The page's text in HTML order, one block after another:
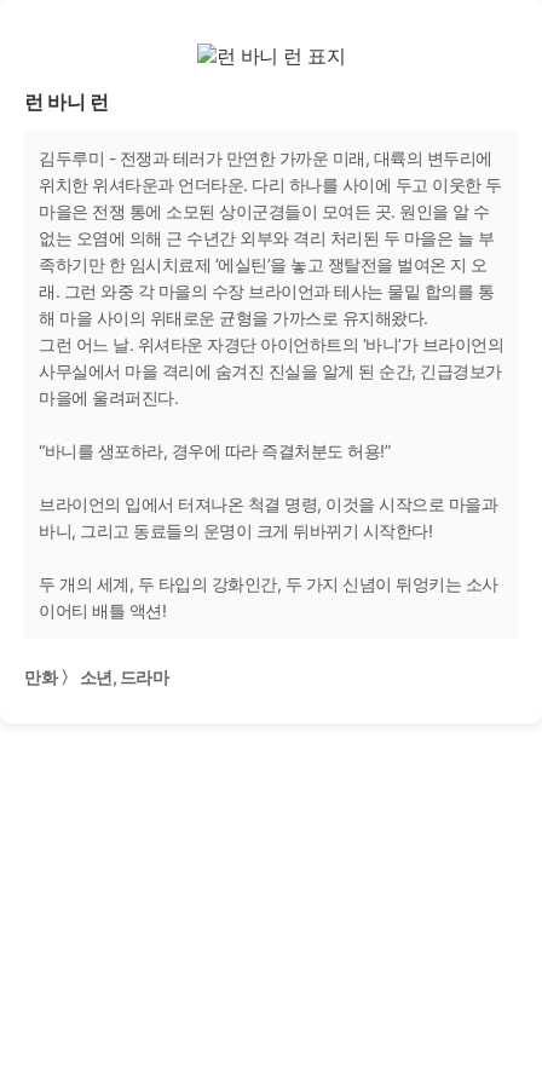
런 바니 런
김두루미 - 전쟁과 테러가 만연한 가까운 미래, 대륙의 변두리에
위치한 위셔타운과 언더타운. 다리 하나를 사이에 두고 이웃한 두
마을은 전쟁 통에 소모된 상이군경들이 모여든 곳. 원인을 알 수
없는 오염에 의해 근 수년간 외부와 격리 처리된 두 마을은 늘 부
족하기만 한 임시치료제 ‘에실틴’을 놓고 쟁탈전을 벌여온 지 오
래. 그런 와중 각 마을의 수장 브라이언과 테사는 물밑 합의를 통
해 마을 사이의 위태로운 균형을 가까스로 유지해왔다.
그런 어느 날. 위셔타운 자경단 아이언하트의 ‘바니’가 브라이언의
사무실에서 마을 격리에 숨겨진 진실을 알게 된 순간, 긴급경보가
마을에 울려퍼진다.
“바니를 생포하라, 경우에 따라 즉결처분도 허용!”
브라이언의 입에서 터져나온 척결 명령, 이것을 시작으로 마을과
바니, 그리고 동료들의 운명이 크게 뒤바뀌기 시작한다!
두 개의 세계, 두 타입의 강화인간, 두 가지 신념이 뒤엉키는 소사
이어티 배틀 액션!
만화 〉 소년, 드라마